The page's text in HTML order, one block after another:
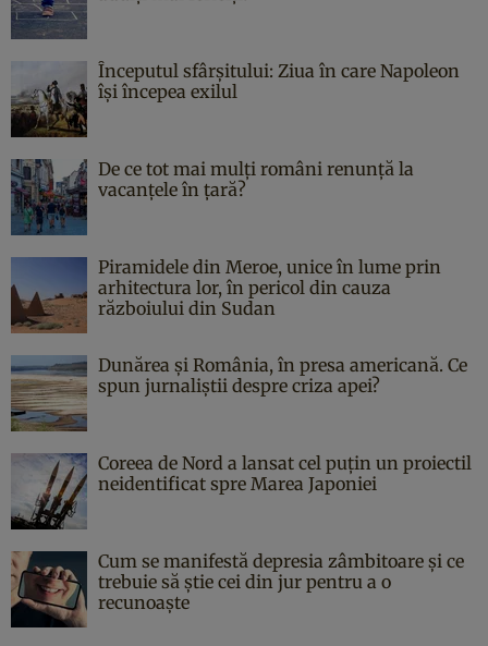
Începutul sfârşitului: Ziua în care Napoleon
îşi începea exilul
De ce tot mai mulți români renunță la
vacanțele în țară?
Piramidele din Meroe, unice în lume prin
arhitectura lor, în pericol din cauza
războiului din Sudan
Dunărea și România, în presa americană. Ce
spun jurnaliștii despre criza apei?
Coreea de Nord a lansat cel puțin un proiectil
neidentificat spre Marea Japoniei
Cum se manifestă depresia zâmbitoare și ce
trebuie să știe cei din jur pentru a o
recunoaște